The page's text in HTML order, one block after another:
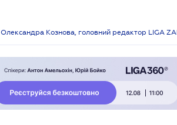
Олександра Кознова, головний редактор LIGA